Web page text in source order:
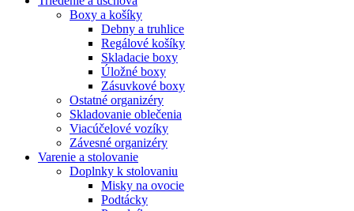
Boxy a košíky
Debny a truhlice
Regálové košíky
Skladacie boxy
Úložné boxy
Zásuvkové boxy
Ostatné organizéry
Skladovanie oblečenia
Viacúčelové vozíky
Závesné organizéry
Varenie a stolovanie
Doplnky k stolovaniu
Misky na ovocie
Podtácky